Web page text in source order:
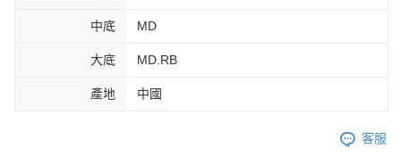
中底 MD
大底 MD.RB
產地 中國
客服